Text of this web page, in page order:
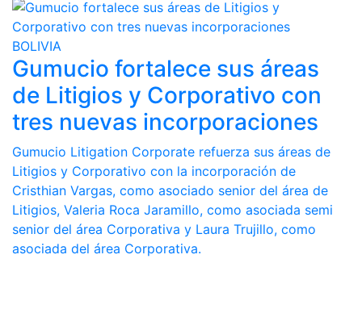
BOLIVIA
Gumucio fortalece sus áreas
de Litigios y Corporativo con
tres nuevas incorporaciones
Gumucio Litigation Corporate refuerza sus áreas de
Litigios y Corporativo con la incorporación de
Cristhian Vargas, como asociado senior del área de
Litigios, Valeria Roca Jaramillo, como asociada semi
senior del área Corporativa y Laura Trujillo, como
asociada del área Corporativa.